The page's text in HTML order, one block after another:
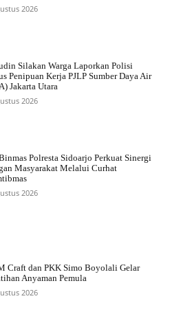
2026
Silakan Warga Laporkan Polisi
Penipuan Kerja PJLP Sumber Daya Air
Jakarta Utara
2026
Polresta Sidoarjo Perkuat Sinergi
Masyarakat Melalui Curhat
2026
Craft dan PKK Simo Boyolali Gelar
Anyaman Pemula
2026